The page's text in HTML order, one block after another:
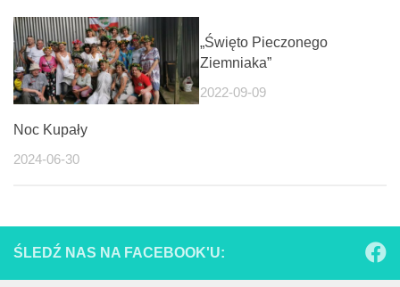
Noc Kupały
2024-06-30
„Święto Pieczonego
Ziemniaka”
2022-09-09
ŚLEDŹ NAS NA FACEBOOK'U: